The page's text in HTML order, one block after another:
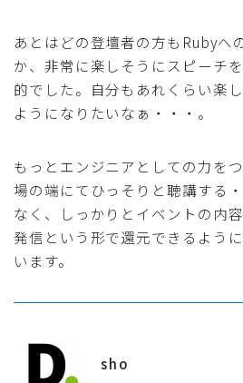
あとはどの登壇者の方もRubyへ
か、非常に楽しそうにスピーチ
的でした。自分もあれくらい楽
ようになりたいなぁ・・・。
もっとエンジニアとしての力を
場の端にてひっそりと聴講する
なく、しっかりとイベントの内
発信という形で還元できるよう
います。
sho